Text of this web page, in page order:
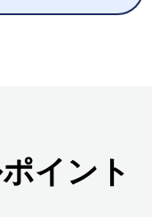
イント